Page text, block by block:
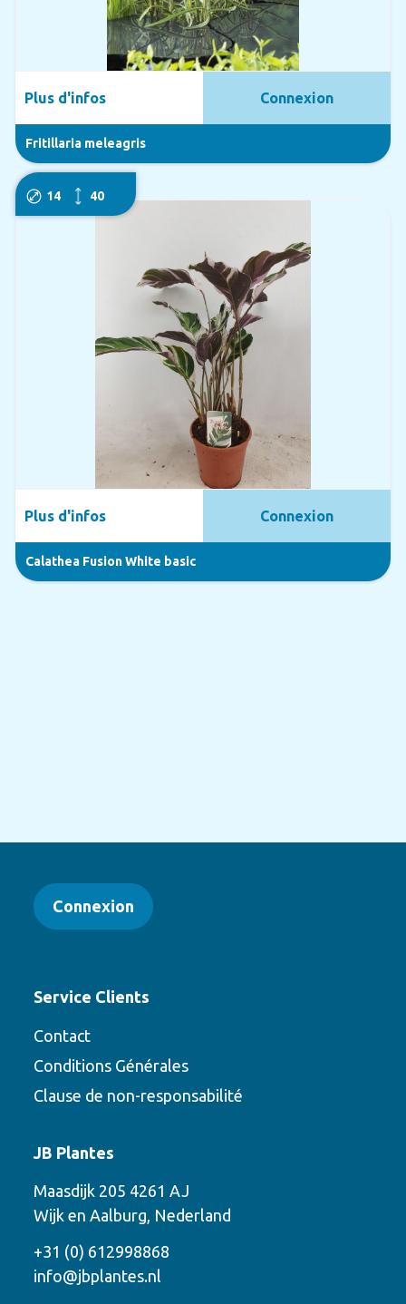
Fritillaria meleagris
Plus d'infos Connexion
14 40
Calathea Fusion White basic
Plus d'infos Connexion
options suivantes
Connexion
Service Clients
Contact
Conditions Générales
Clause de non-responsabilité
JB Plantes
Maasdijk 205 4261 AJ
Wijk en Aalburg, Nederland
+31 (0) 612998868
info@jbplantes.nl